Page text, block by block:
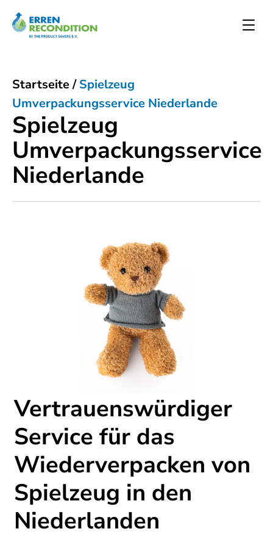
Spielzeug
Umverpackungsservice
Niederlande
Startseite/Spielzeug
Umverpackungsservice Niederlande
Vertrauenswürdiger
Service für das
Wiederverpacken von
Spielzeug in den
Niederlanden